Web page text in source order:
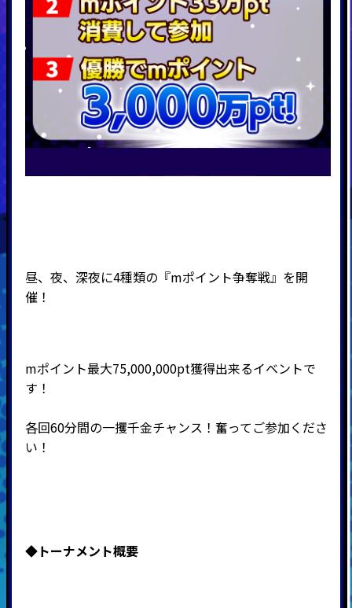
昼、夜、深夜に4種類の『mポイント争奪戦』を開
催！
mポイント最大75,000,000pt獲得出来るイベントで
す！
各回60分間の一攫千金チャンス！奮ってご参加くださ
い！
◆トーナメント概要